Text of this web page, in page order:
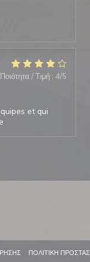
Ποιότητα / Τιμή : 4/5
et qui
ΣΕ ΝΈΟ ΠΑΡΆΘΥΡΟ))
((ΑΝΟΊΓΕΙ ΣΕ ΝΈΟ
ΠΟΛΙΤΙΚΉ